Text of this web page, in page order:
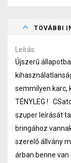
TOVÁBBI
Leírás
Újszerű
semmilyen karc,
TÉNYLEG !
szuper leírását
bringához
szerelő állvány
árban benne